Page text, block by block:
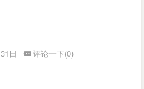
日
评论一下(0)